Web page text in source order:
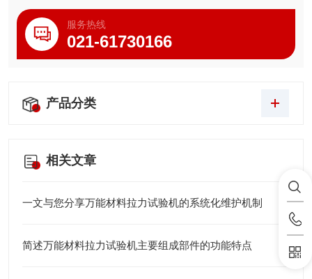
服务热线
021-61730166
产品分类
相关文章
一文与您分享万能材料拉力试验机的系统化维护机制
简述万能材料拉力试验机主要组成部件的功能特点